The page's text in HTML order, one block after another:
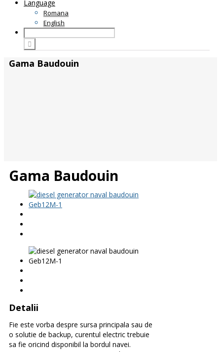
Language
Romana
English
Gama Baudouin
Gama Baudouin
Detalii
Fie este vorba despre sursa principala sau de
o solutie de backup, curentul electric trebuie
sa fie oricind disponibil la bordul navei.